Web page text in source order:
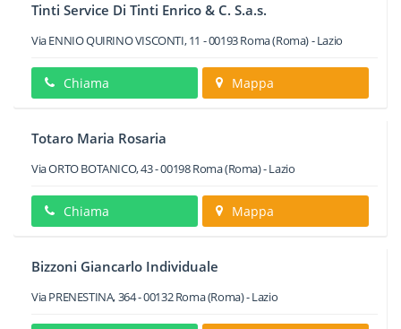
Tinti Service Di Tinti Enrico & C. S.a.s.
Via ENNIO QUIRINO VISCONTI, 11 -00193Roma(Roma) -Lazio
Chiama Mappa
Totaro Maria Rosaria
Via ORTO BOTANICO, 43-00198Roma(Roma) -Lazio
Chiama Mappa
Bizzoni Giancarlo Individuale
Via PRENESTINA, 364-00132 Roma(Roma) -Lazio